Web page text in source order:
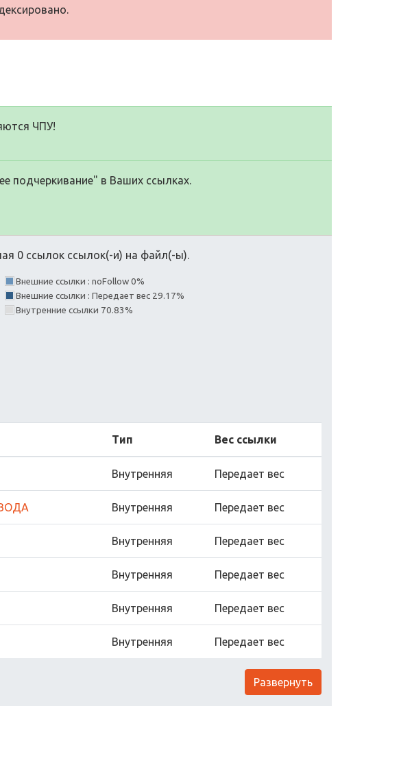
ЧПУ!
подчеркивание" в Ваших ссылках.
0 ссылок ссылок(-и) на файл(-ы).
Внешние ссылки : noFollow 0%
Внешние ссылки : Передает вес 29.17%
Внутренние ссылки 70.83%
Тип Вес ссылки
Внутренняя Передает вес
Внутренняя Передает вес
Внутренняя Передает вес
Внутренняя Передает вес
Внутренняя Передает вес
Внутренняя Передает вес
Развернуть